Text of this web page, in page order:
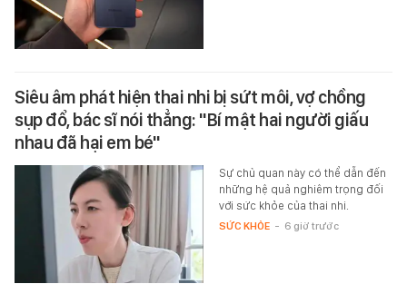
Siêu âm phát hiện thai nhi bị sứt môi, vợ chồng
sụp đổ, bác sĩ nói thẳng: "Bí mật hai người giấu
nhau đã hại em bé"
Sự chủ quan này có thể dẫn đến
những hệ quả nghiêm trọng đối
với sức khỏe của thai nhi.
SỨC KHỎE - 6 giờ trước